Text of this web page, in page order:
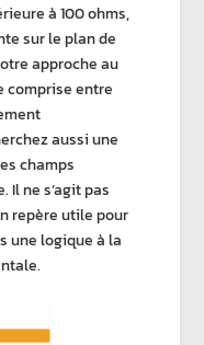
à 100 ohms,
sur le plan de
approche au
comprise entre
aussi une
champs
. Il ne s’agit pas
repère utile pour
une logique à la